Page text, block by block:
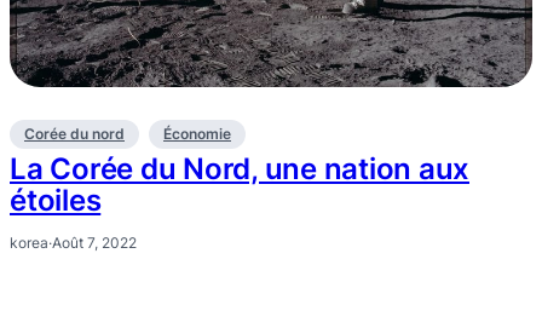
Corée du nord Économie
La Corée du Nord, une nation aux
étoiles
korea·Août 7, 2022